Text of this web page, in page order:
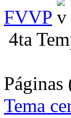
FVVP
4ta
Páginas
Tema